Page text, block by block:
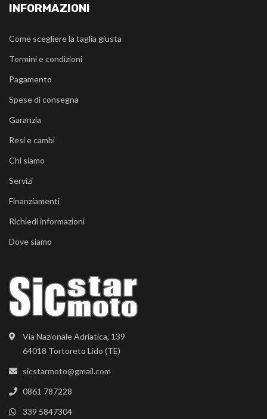
Via Nazionale Adriatica, 139
64018 Tortoreto Lido (TE)
sicstarmoto@gmail.com
0861 787228
339 5847304
INFORMAZIONI
Come scegliere la taglia giusta
Termini e condizioni
Pagamento
Spese di consegna
Garanzia
Resi e cambi
Chi siamo
Servizi
Finanziamenti
Richiedi informazioni
Dove siamo